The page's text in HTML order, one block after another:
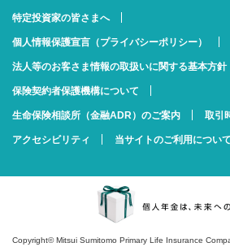
特定投資家の皆さまへ
個人情報保護宣言（プライバシーポリシー）
法人等のお客さま情報の取扱いに関する基本方針
保険契約者保護機構について
生命保険相談所（金融ADR）のご案内 取引
アクセシビリティ 当サイトのご利用について
Copyright© Mitsui Sumitomo Primary Life Insurance